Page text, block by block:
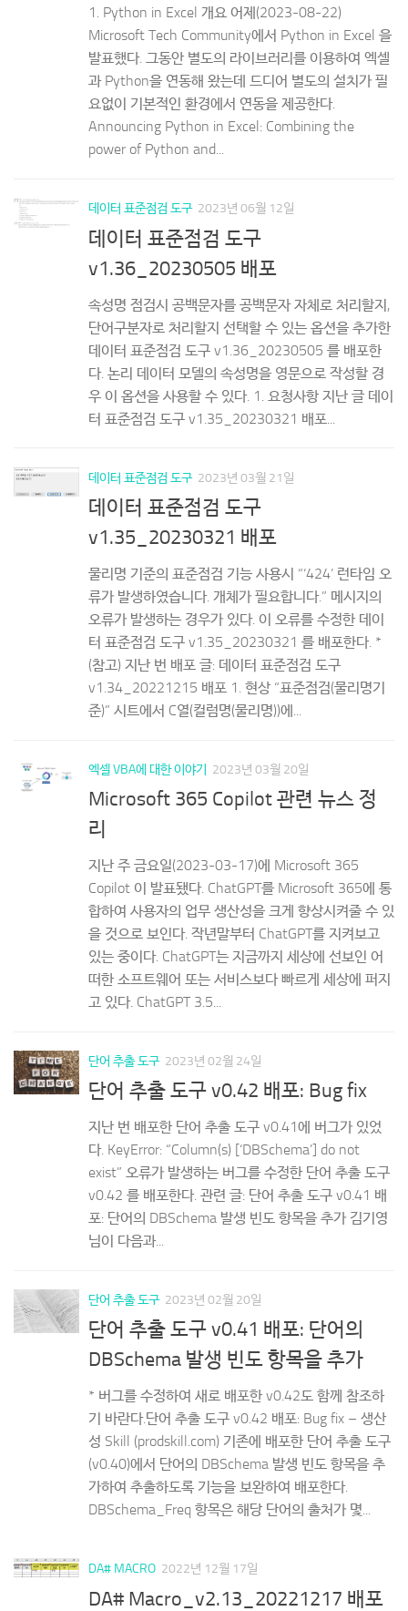
Microsoft Tech Community에서 Python in Excel 을
발표했다. 그동안 별도의 라이브러리를 이용하여 엑셀
과 Python을 연동해 왔는데 드디어 별도의 설치가 필
요없이 기본적인 환경에서 연동을 제공한다.
Announcing Python in Excel: Combining the
power of Python and...
데이터 표준점검 도구
v1.36_20230505 배포
속성명 점검시 공백문자를 공백문자 자체로 처리할지,
단어구분자로 처리할지 선택할 수 있는 옵션을 추가한
데이터 표준점검 도구 v1.36_20230505 를 배포한
다. 논리 데이터 모델의 속성명을 영문으로 작성할 경
우 이 옵션을 사용할 수 있다. 1. 요청사항 지난 글 데이
터 표준점검 도구 v1.35_20230321 배포...
데이터 표준점검 도구
v1.35_20230321 배포
물리명 기준의 표준점검 기능 사용시 “‘424’ 런타임 오
류가 발생하였습니다. 개체가 필요합니다.” 메시지의
오류가 발생하는 경우가 있다. 이 오류를 수정한 데이
터 표준점검 도구 v1.35_20230321 를 배포한다. *
(참고) 지난 번 배포 글: 데이터 표준점검 도구
v1.34_20221215 배포 1. 현상 “표준점검(물리명기
준)” 시트에서 C열(컬럼명(물리명))에...
Microsoft 365 Copilot 관련 뉴스 정
리
지난 주 금요일(2023-03-17)에 Microsoft 365
Copilot 이 발표됐다. ChatGPT를 Microsoft 365에 통
합하여 사용자의 업무 생산성을 크게 향상시켜줄 수 있
을 것으로 보인다. 작년말부터 ChatGPT를 지켜보고
있는 중이다. ChatGPT는 지금까지 세상에 선보인 어
떠한 소프트웨어 또는 서비스보다 빠르게 세상에 퍼지
고 있다. ChatGPT 3.5...
단어 추출 도구 v0.42 배포: Bug fix
지난 번 배포한 단어 추출 도구 v0.41에 버그가 있었
다. KeyError: “Column(s) [‘DBSchema’] do not
exist” 오류가 발생하는 버그를 수정한 단어 추출 도구
v0.42 를 배포한다. 관련 글: 단어 추출 도구 v0.41 배
포: 단어의 DBSchema 발생 빈도 항목을 추가 김기영
님이 다음과...
단어 추출 도구 v0.41 배포: 단어의
DBSchema 발생 빈도 항목을 추가
* 버그를 수정하여 새로 배포한 v0.42도 함께 참조하
기 바란다.단어 추출 도구 v0.42 배포: Bug fix – 생산
성 Skill (prodskill.com) 기존에 배포한 단어 추출 도구
(v0.40)에서 단어의 DBSchema 발생 빈도 항목을 추
가하여 추출하도록 기능을 보완하여 배포한다.
DBSchema_Freq 항목은 해당 단어의 출처가 몇...
DA# Macro_v2.13_20221217 배포